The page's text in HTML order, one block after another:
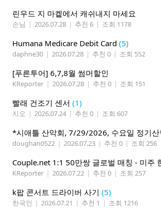
린우드 지 마켙에서 캐쉬내지 마세요
손님 | 2026.07.28 | 추천 6 | 조회 1178
Humana Medicare Debit Card (5)
daphne30 | 2026.07.28 | 추천 0 | 조회 552
[푸른투어] 6,7,8월 썸머할인
KReporter | 2026.07.28 | 추천 0 | 조회 151
빨래 건조기 센서 (1)
지오 | 2026.07.24 | 추천 0 | 조회 607
doughan0522 | 2026.07.23 | 추천 0 | 조회 256
KReporter | 2026.07.22 | 추천 0 | 조회 257
k팝 콘서트 드라이버 사기 (5)
한국인 | 2026.07.21 | 추천 1 | 조회 1216